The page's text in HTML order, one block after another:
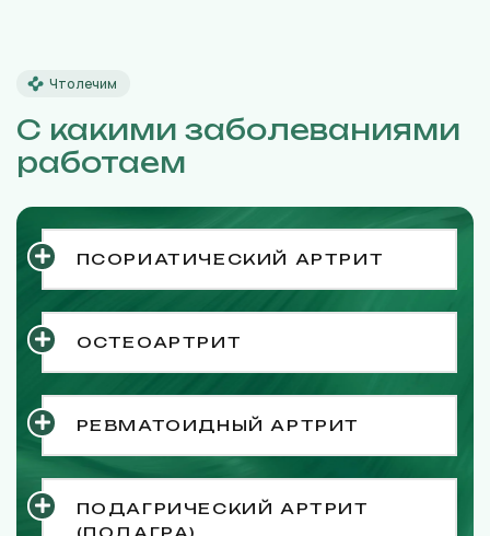
Что лечим
С какими заболеваниями
работаем
ПСОРИАТИЧЕСКИЙ АРТРИТ
ОСТЕОАРТРИТ
РЕВМАТОИДНЫЙ АРТРИТ
ПОДАГРИЧЕСКИЙ АРТРИТ
(ПОДАГРА)